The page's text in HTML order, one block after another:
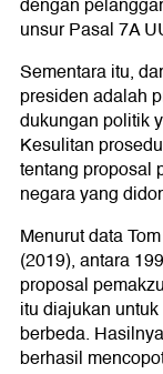
unsur Pasal 7A
Sementara itu,
presiden adalah
dukungan politik
Kesulitan
tentang proposal
negara yang
Menurut data
(2019), antara
proposal
itu diajukan
berbeda.
berhasil